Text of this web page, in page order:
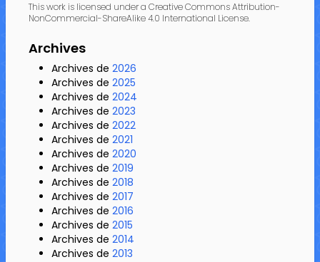
This work is licensed under a Creative Commons Attribution-
NonCommercial-ShareAlike 4.0 International License.
Archives
Archives de 2026
Archives de 2025
Archives de 2024
Archives de 2023
Archives de 2022
Archives de 2021
Archives de 2020
Archives de 2019
Archives de 2018
Archives de 2017
Archives de 2016
Archives de 2015
Archives de 2014
Archives de 2013